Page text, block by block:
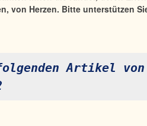
von Herzen. Bitte unterstützen
Artikel von